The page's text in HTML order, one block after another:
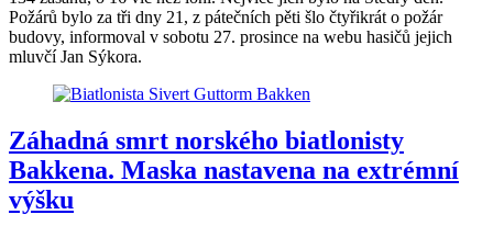
Požárů bylo za tři dny 21, z pátečních pěti šlo čtyřikrát o požár
budovy, informoval v sobotu 27. prosince na webu hasičů jejich
mluvčí Jan Sýkora.
Záhadná smrt norského biatlonisty
Bakkena. Maska nastavena na extrémní
výšku